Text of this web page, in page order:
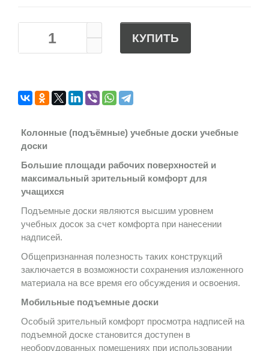
КУПИТЬ
Колонные (подъёмные) учебные доски учебные
доски
Большие площади рабочих поверхностей и
максимальный зрительный комфорт для
учащихся
Подъемные доски являются высшим уровнем
учебных досок за счет комфорта при нанесении
надписей.
Общепризнанная полезность таких конструкций
заключается в возможности сохранения изложенного
материала на все время его обсуждения и освоения.
Мобильные подъемные доски
Особый зрительный комфорт просмотра надписей на
подъемной доске становится доступен в
необорудованных помещениях при использовании